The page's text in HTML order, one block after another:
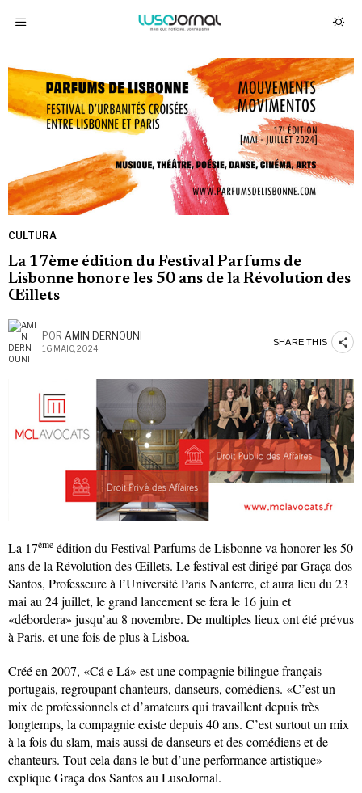
CULTURA
La 17ème édition du Festival Parfums de
Lisbonne honore les 50 ans de la Révolution des
Œillets
POR AMIN DERNOUNI
16 MAIO, 2024
SHARE THIS
La 17ème édition du Festival Parfums de Lisbonne va honorer les 50
ans de la Révolution des Œillets. Le festival est dirigé par Graça dos
Santos, Professeure à l’Université Paris Nanterre, et aura lieu du 23
mai au 24 juillet, le grand lancement se fera le 16 juin et
«débordera» jusqu’au 8 novembre. De multiples lieux ont été prévus
à Paris, et une fois de plus à Lisboa.
Créé en 2007, «Cá e Lá» est une compagnie bilingue français
portugais, regroupant chanteurs, danseurs, comédiens. «C’est un
mix de professionnels et d’amateurs qui travaillent depuis très
longtemps, la compagnie existe depuis 40 ans. C’est surtout un mix
à la fois du slam, mais aussi de danseurs et des comédiens et de
chanteurs. Tout cela dans le but d’une performance artistique»
explique Graça dos Santos au LusoJornal.